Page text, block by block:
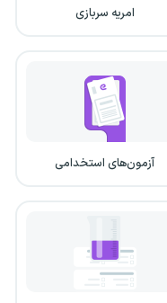
امریه سربازی
آزمون‌های استخدامی